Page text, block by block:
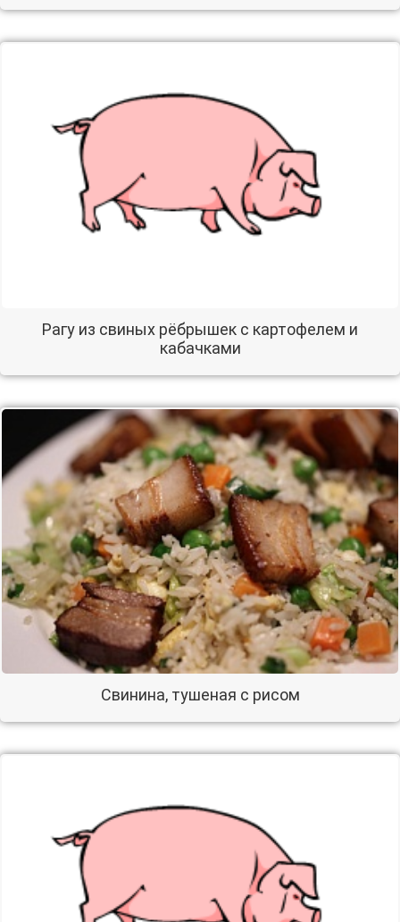
Рагу из свиных рёбрышек с картофелем и
кабачками
Свинина, тушеная с рисом